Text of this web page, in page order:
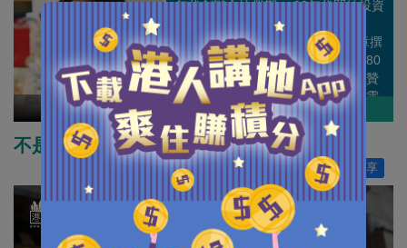
葉慶寧
年代創辦金怡假期， 90年代開始投資
酒店、餐飲、資訊科技及地產等業
務。 葉先生公餘時間亦在多家報章撰
文，為旅遊業和社會釋放正能量。80
年初，本港面對金融風暴期間，他贊
助亞洲電視拍製一系列感人勵志的電
視記錄片集“尋找他鄉的故事”，以逆
境求存為主題，感染全球華人。 葉先
生現任經濟發展委員會小組成員，旅
行代理商諮詢委員會委員，特別行政
區選舉委員會委員，香港旅遊社東主
協會會長等多項公職。
作者其他博評
不是我們的錯
分享
20